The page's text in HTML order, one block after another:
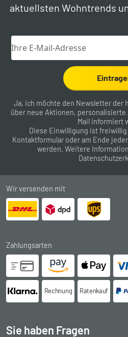
aktuellsten Wohntrends
Ja, ich möchte den Newsletter der
über neue Aktionen, personalisierte
Mail informiert
Diese Einwilligung ist
Kontaktformular oder am Ende
werden. Weitere
Wir versenden mit
Zahlungsarten
Rechnung Ratenkauf
Sie haben Fragen